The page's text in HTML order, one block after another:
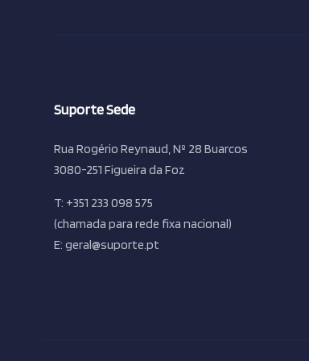
Suporte Sede
Rua Rogério Reynaud, Nº 28 Buarcos
3080-251 Figueira da Foz
T: +351 233 098 575
(chamada para rede fixa nacional)
E: geral@suporte.pt